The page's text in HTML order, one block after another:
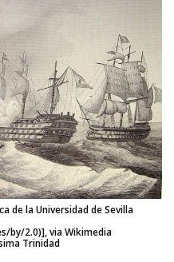
de la Universidad de Sevilla
by/2.0)], via Wikimedia
Trinidad